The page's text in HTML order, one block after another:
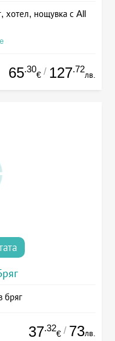
хотел, нощувка с All
65.30
€ / 127.72
лв.
бряг
37.32
€ / 73лв.